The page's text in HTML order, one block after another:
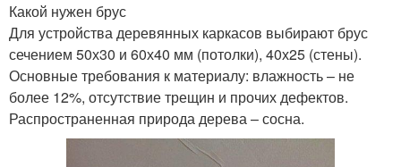
Какой нужен брус
Для устройства деревянных каркасов выбирают брус
сечением 50х30 и 60х40 мм (потолки), 40х25 (стены).
Основные требования к материалу: влажность – не
более 12%, отсутствие трещин и прочих дефектов.
Распространенная природа дерева – сосна.